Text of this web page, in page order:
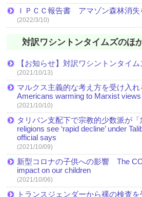
ＩＰＣＣ報告書 アマゾン森林消失
(2022/3/10)
対訳ワシントンタイムズのほ
【お知らせ】対訳ワシントンタイ
(2021/10/13)
マルクス主義的な考え方を受け入
Americans warming to Marxist views
(2021/10/10)
タリバン支配下で宗教的少数派が
religions see ‘rapid decline’ under
official says
(2021/10/09)
新型コロナの子供への影響 The
impact on our children
(2021/10/06)
トランスジェンダーから裸の検査